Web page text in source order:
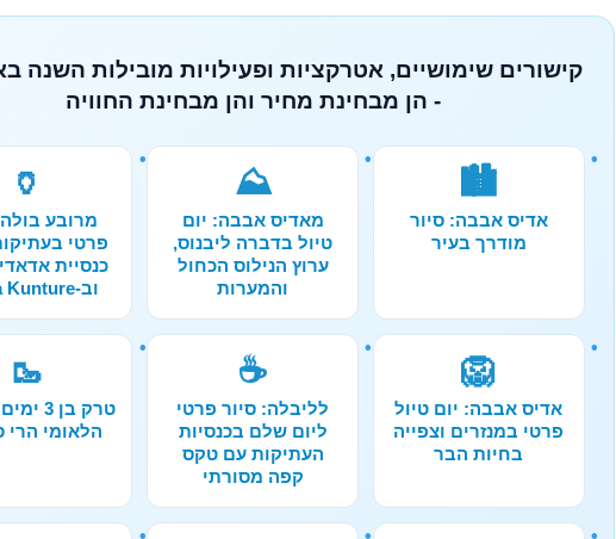
קישורים שימושיים, אטרקציות ופעילויות מובילות השנה
- הן מבחינת מחיר והן מבחינת החוויה
🏙️
אדיס אבבה: סיור
מודרך בעיר
⛰️
מאדיס אבבה: יום
טיול בדברה ליבנוס,
ערוץ הנילוס הכחול
והמערות
🏺
מרובע
פרטי
כנסיית
וב-Melka Kunture
🦁
אדיס אבבה: יום טיול
פרטי במנזרים וצפייה
בחיות הבר
☕
לליבלה: סיור פרטי
ליום שלם בכנסיות
העתיקות עם טקס
קפה מסורתי
🥾
טרק בן
הלאומי הרי